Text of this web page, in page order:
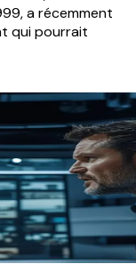
a récemment
qui pourrait